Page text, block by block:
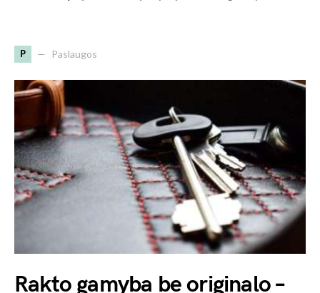
P Paslaugos
Rakto gamyba be originalo –